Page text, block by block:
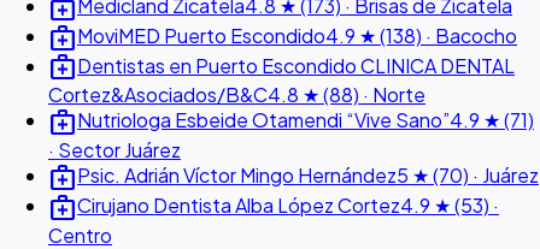
medical_servicesMedicland Zicatela4.8 ★ (173) · Brisas de Zicatela
medical_servicesMoviMED Puerto Escondido4.9 ★ (138) · Bacocho
medical_servicesDentistas en Puerto Escondido CLINICA DENTAL
Cortez&Asociados/B&C4.8 ★ (88) · Norte
medical_servicesNutriologa Esbeide Otamendi “Vive Sano”4.9 ★ (71)
· Sector Juárez
medical_servicesPsic. Adrián Víctor Mingo Hernández5 ★ (70) · Juárez
medical_servicesCirujano Dentista Alba López Cortez4.9 ★ (53) ·
Centro